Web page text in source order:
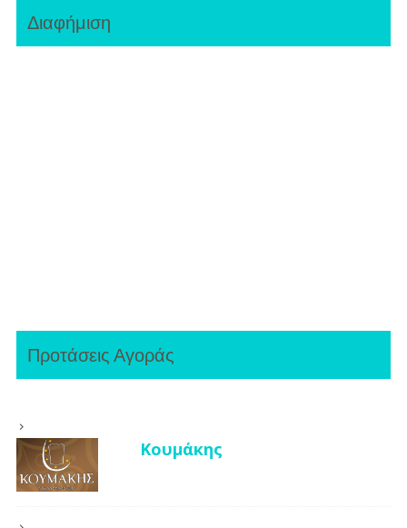
Διαφήμιση
Προτάσεις Αγοράς
Κουμάκης